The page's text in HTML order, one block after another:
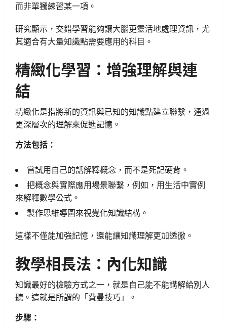
而非單獨練習某一項。
研究顯示，交錯學習能夠讓大腦更靈活地處理資訊，尤
其適合有大量知識點需要應用的科目。
精緻化學習：增強理解與連
結
精緻化是指將新的資訊與已知的知識點建立聯繫，通過
更深層次的理解來促進記憶。
方法包括：
嘗試用自己的話解釋概念，而不是死記硬背。
把概念與實際應用場景聯繫，例如，用生活中實例
來解釋數學公式。
製作思維導圖來視覺化知識結構。
這樣不僅能加強記憶，還能讓知識理解更加透徹。
教學相長法：內化知識
知識最好的檢驗方式之一，就是自己能不能講解給別人
聽。這就是所謂的「費曼技巧」。
步驟：